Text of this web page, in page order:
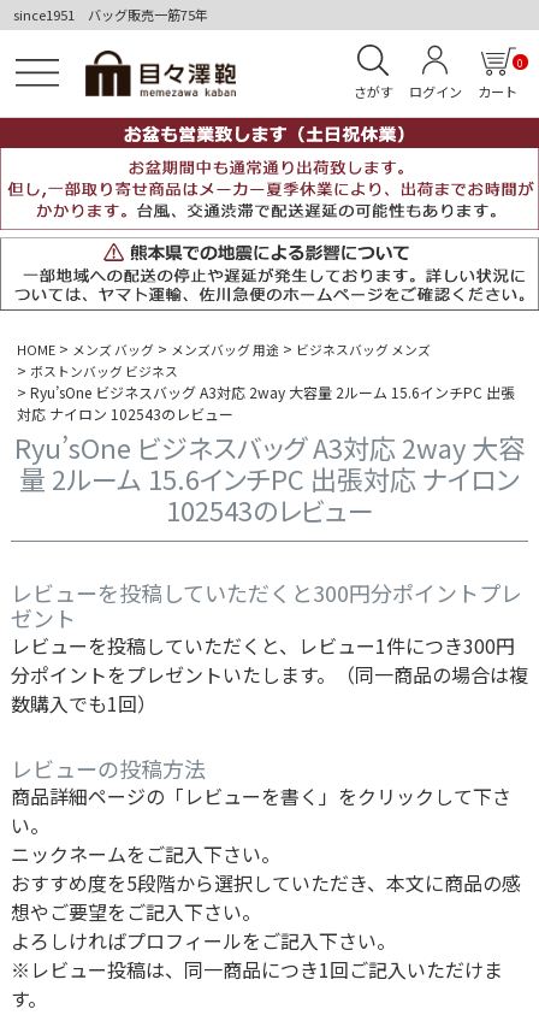
since1951 バッグ販売一筋75年
さがす ログイン カート
0
HOME メンズ バッグ メンズバッグ 用途
ビジネスバッグ メンズ
ボストンバッグ ビジネス
Ryu’sOne ビジネスバッグ A3対応 2way 大容量 2ルーム 15.6インチPC 出張
対応 ナイロン 102543のレビュー
Ryu’sOne ビジネスバッグ A3対応 2way 大容
量 2ルーム 15.6インチPC 出張対応 ナイロン
102543のレビュー
レビューを投稿していただくと300円分ポイントプレ
ゼント
レビューを投稿していただくと、レビュー1件につき300円
分ポイントをプレゼントいたします。（同一商品の場合は複
数購入でも1回）
レビューの投稿方法
商品詳細ページの「レビューを書く」をクリックして下さ
い。
ニックネームをご記入下さい。
おすすめ度を5段階から選択していただき、本文に商品の感
想やご要望をご記入下さい。
よろしければプロフィールをご記入下さい。
※レビュー投稿は、同一商品につき1回ご記入いただけま
す。